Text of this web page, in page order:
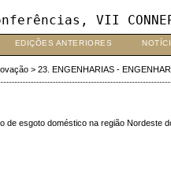
VII
EDIÇÕES ANTERIORES
> 23. ENGENHARIAS -
de esgoto doméstico na região Nordeste